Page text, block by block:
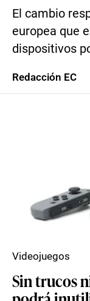
El cambio
europea que
dispositivos
Redacción EC
Sin trucos
Videojuegos